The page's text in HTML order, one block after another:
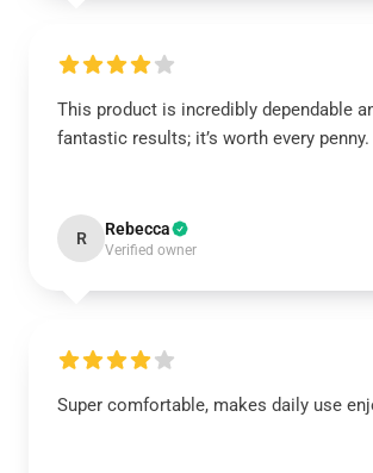
This product is incredibly dependable
fantastic results; it’s worth every penny.
R Rebecca
Verified owner
Super comfortable, makes daily use